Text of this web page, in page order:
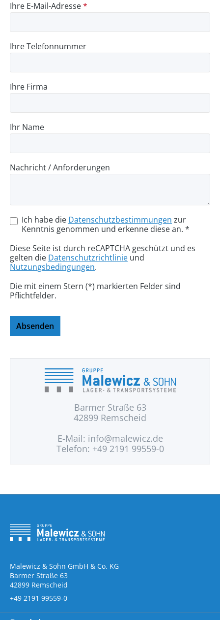
Ihre E-Mail-Adresse*
Ihre Telefonnummer
Ihre Firma
Ihr Name
Nachricht / Anforderungen
Ich habe die Datenschutzbestimmungen zur
Kenntnis genommen und erkenne diese an. *
Diese Seite ist durch reCAPTCHA geschützt und es
gelten die Datenschutzrichtlinie und
Nutzungsbedingungen.
Die mit einem Stern (*) markierten Felder sind
Pflichtfelder.
Absenden
Barmer Straße 63
42899 Remscheid
E-Mail: info@malewicz.de
Telefon: +49 2191 99559-0
Malewicz & Sohn GmbH & Co. KG
Barmer Straße 63
42899 Remscheid
+49 2191 99559-0